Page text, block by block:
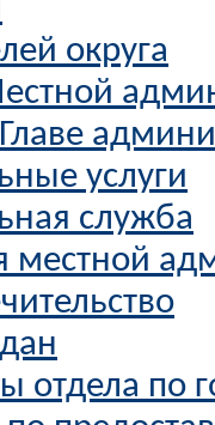
округа
услуги
служба
местной
отдела по